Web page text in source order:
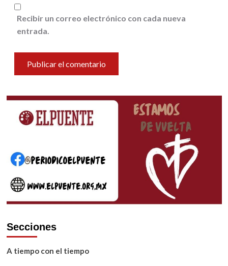
Recibir un correo electrónico con cada nueva
entrada.
Secciones
A tiempo con el tiempo